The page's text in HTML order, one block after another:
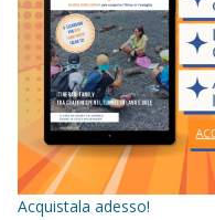
Acquistala adesso!